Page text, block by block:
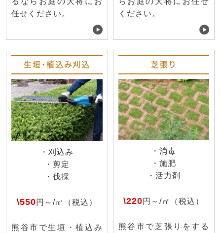
任せください。
ください。
生垣・植込み刈込
・刈込み
・剪定
・伐採
\550円～/㎡（税込）
熊谷市で生垣・植込み
芝張り
・消毒
・施肥
・活力剤
\220円～/㎡（税込）
熊谷市で芝張りをする